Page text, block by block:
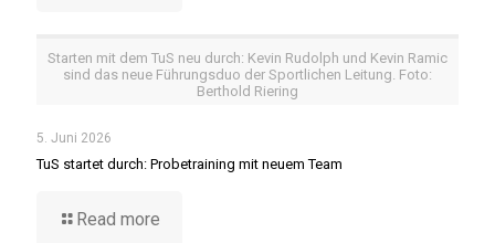
Starten mit dem TuS neu durch: Kevin Rudolph und Kevin Ramic
sind das neue Führungsduo der Sportlichen Leitung. Foto:
Berthold Riering
5. Juni 2026
TuS startet durch: Probetraining mit neuem Team
Read more